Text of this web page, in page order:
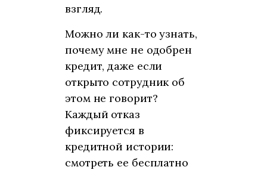
взгляд.
Можно ли как-то узнать,
почему мне не одобрен
кредит, даже если
открыто сотрудник об
этом не говорит?
Каждый отказ
фиксируется в
кредитной истории:
смотреть ее бесплатно